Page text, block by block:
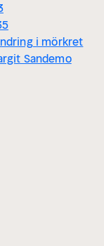
i mörkret
Sandemo